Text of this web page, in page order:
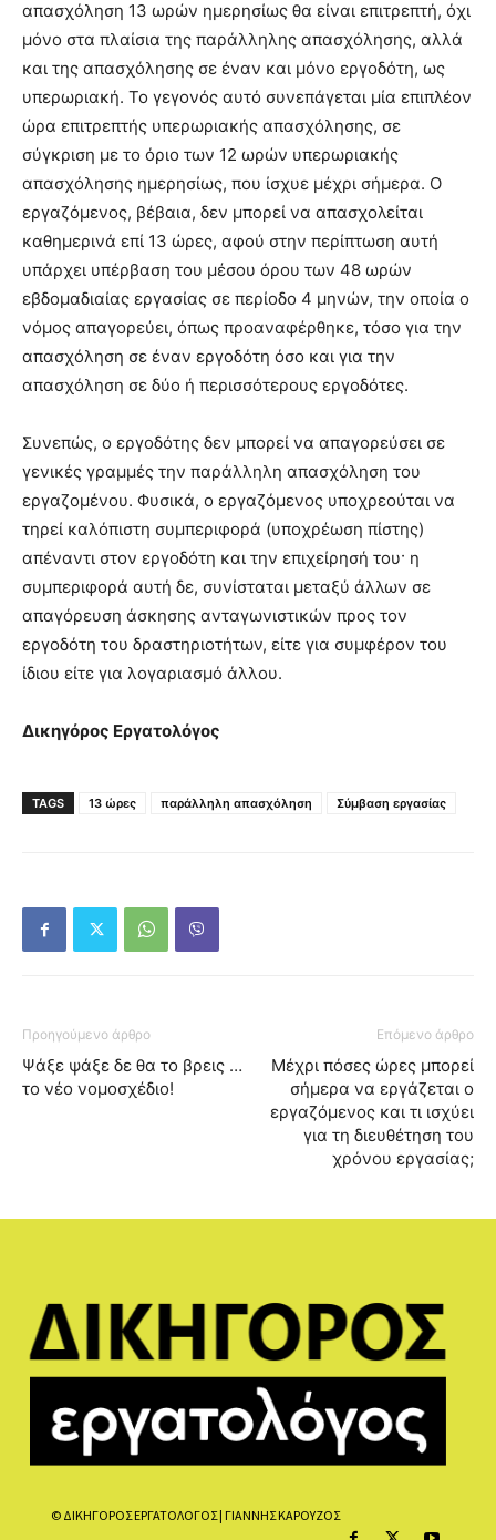
απασχόληση 13 ωρών ημερησίως θα είναι επιτρεπτή, όχι
μόνο στα πλαίσια της παράλληλης απασχόλησης, αλλά
και της απασχόλησης σε έναν και μόνο εργοδότη, ως
υπερωριακή. Το γεγονός αυτό συνεπάγεται μία επιπλέον
ώρα επιτρεπτής υπερωριακής απασχόλησης, σε
σύγκριση με το όριο των 12 ωρών υπερωριακής
απασχόλησης ημερησίως, που ίσχυε μέχρι σήμερα. Ο
εργαζόμενος, βέβαια, δεν μπορεί να απασχολείται
καθημερινά επί 13 ώρες, αφού στην περίπτωση αυτή
υπάρχει υπέρβαση του μέσου όρου των 48 ωρών
εβδομαδιαίας εργασίας σε περίοδο 4 μηνών, την οποία ο
νόμος απαγορεύει, όπως προαναφέρθηκε, τόσο για την
απασχόληση σε έναν εργοδότη όσο και για την
απασχόληση σε δύο ή περισσότερους εργοδότες.
Συνεπώς, ο εργοδότης δεν μπορεί να απαγορεύσει σε
γενικές γραμμές την παράλληλη απασχόληση του
εργαζομένου. Φυσικά, ο εργαζόμενος υποχρεούται να
τηρεί καλόπιστη συμπεριφορά (υποχρέωση πίστης)
απέναντι στον εργοδότη και την επιχείρησή του· η
συμπεριφορά αυτή δε, συνίσταται μεταξύ άλλων σε
απαγόρευση άσκησης ανταγωνιστικών προς τον
εργοδότη του δραστηριοτήτων, είτε για συμφέρον του
ίδιου είτε για λογαριασμό άλλου.
Δικηγόρος Εργατολόγος
TAGS 13 ώρες παράλληλη απασχόληση Σύμβαση εργασίας
Προηγούμενο άρθρο
Ψάξε ψάξε δε θα το βρεις …
το νέο νομοσχέδιο!
Επόμενο άρθρο
Μέχρι πόσες ώρες μπορεί
σήμερα να εργάζεται ο
εργαζόμενος και τι ισχύει
για τη διευθέτηση του
χρόνου εργασίας;
© ΔΙΚΗΓΟΡΟΣ ΕΡΓΑΤΟΛΟΓΟΣ | ΓΙΑΝΝΗΣ ΚΑΡΟΥΖΟΣ